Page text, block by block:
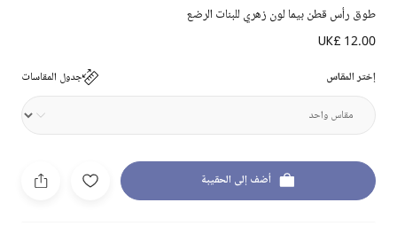
طوق رأس قطن بيما لون زهري للبنات الرضع
UK£ 12.00
إختر المقاس جدول المقاسات
أضف إلى الحقيبة